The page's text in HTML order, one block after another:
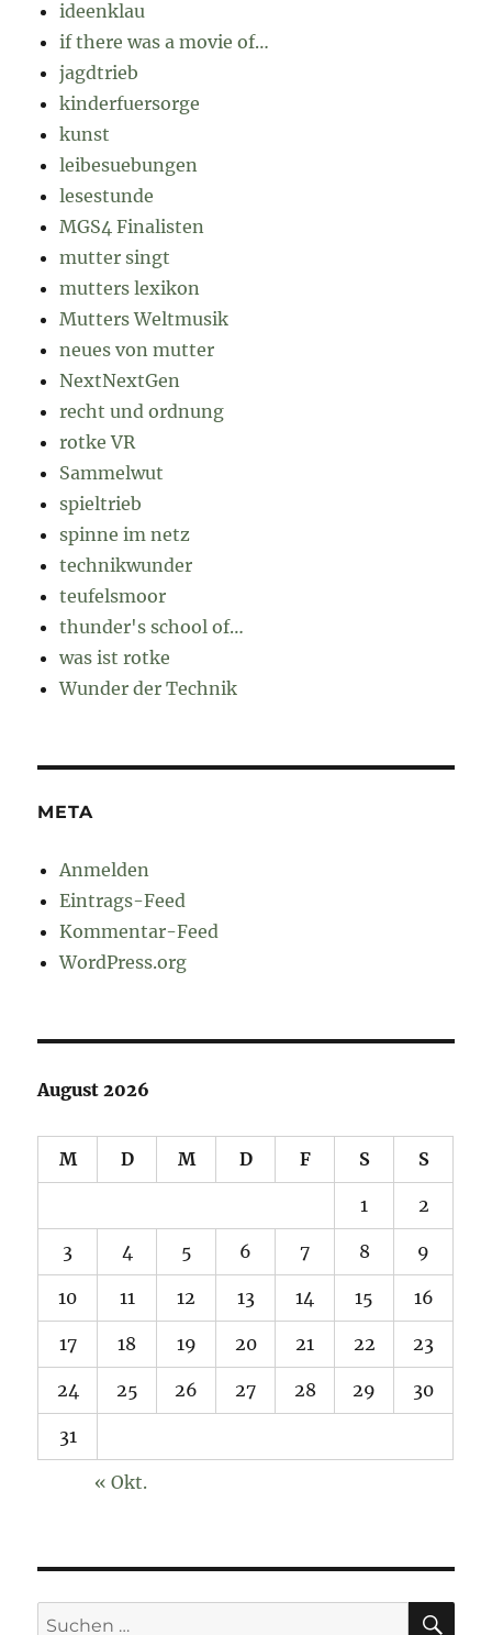
ideenklau
if there was a movie of…
jagdtrieb
kinderfuersorge
kunst
leibesuebungen
lesestunde
MGS4 Finalisten
mutter singt
mutters lexikon
Mutters Weltmusik
neues von mutter
NextNextGen
recht und ordnung
rotke VR
Sammelwut
spieltrieb
spinne im netz
technikwunder
teufelsmoor
thunder's school of…
was ist rotke
Wunder der Technik
META
Anmelden
Eintrags-Feed
Kommentar-Feed
WordPress.org
August 2026
M D M D F S S
1 2
3 4 5 6 7 8 9
10 11 12 13 14 15 16
17 18 19 20 21 22 23
24 25 26 27 28 29 30
31
« Okt.
Suchen